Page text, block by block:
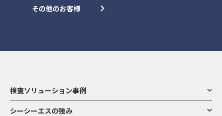
その他のお客様
検査ソリューション事例
シーシーエスの強み